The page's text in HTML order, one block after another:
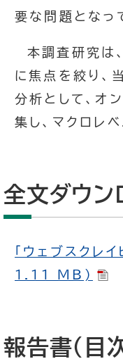
要な問題となっ
本調査研究は
に焦点を絞り、
分析として、オ
集し、マクロレ
全文ダウン
「ウェブスク
1.11 MB)
報告書（目